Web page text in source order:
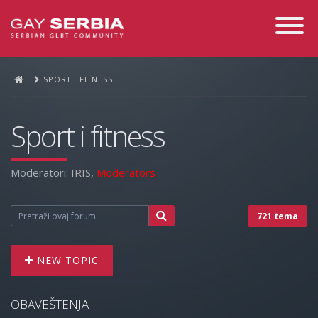
Toggle
SPORT I FITNESS
Sport i fitness
Moderatori: IRIS, Moderators
721 tema
NEW TOPIC
OBAVEŠTENJA